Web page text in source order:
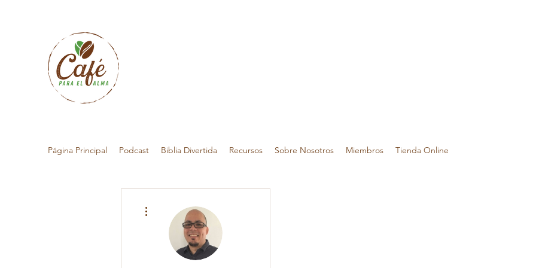
Página Principal Podcast Biblia Divertida Recursos Sobre Nosotros Miembros Tienda Online